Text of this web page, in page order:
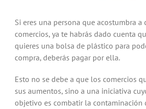
Si eres una persona que acostumbra a
comercios, ya te habrás dado cuenta
quieres una bolsa de plástico para
compra, deberás pagar por ella.
Esto no se debe a que los comercios
sus aumentos, sino a una iniciativa
objetivo es combatir la contaminación